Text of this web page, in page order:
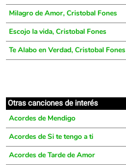
Milagro de Amor, Cristobal Fones
Escojo la vida, Cristobal Fones
Te Alabo en Verdad, Cristobal Fones
Otras canciones de interés
Acordes de Mendigo
Acordes de Si te tengo a ti
Acordes de Tarde de Amor